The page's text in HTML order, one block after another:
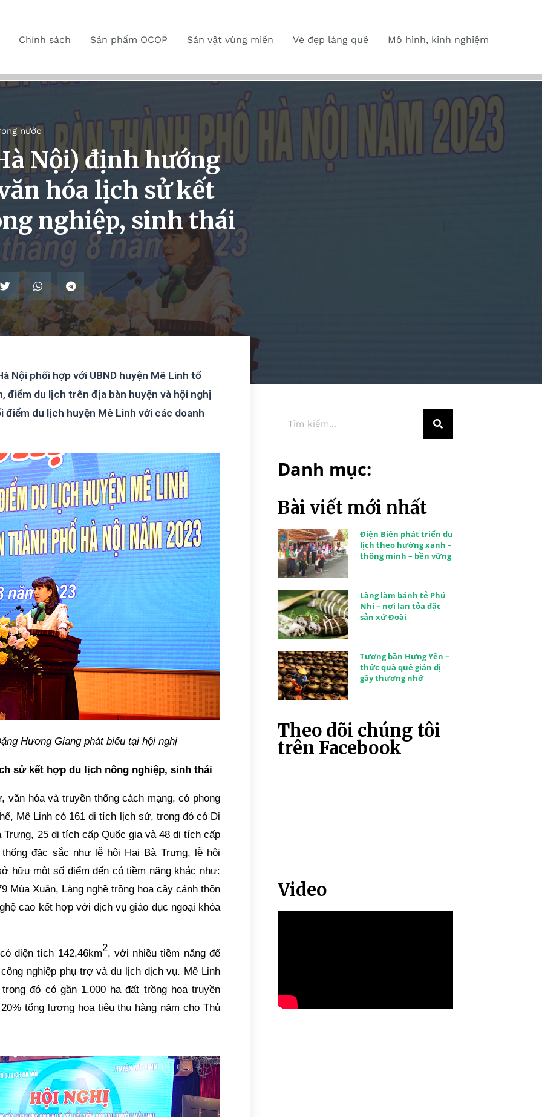
Chính sách Sản phẩm OCOP Sản vật vùng miền Vẻ đẹp làng quê Mô hình, kinh nghiệm
nước
Nội) định hướng
hóa lịch sử kết
nghiệp, sinh thái
Nội phối hợp với UBND huyện Mê Linh tổ
du lịch trên địa bàn huyện và hội nghị
du lịch huyện Mê Linh với các doanh
Hương Giang phát biểu tại hội nghị
sử kết hợp du lịch nông nghiệp, sinh thái
hóa và truyền thống cách mạng, có phong
Mê Linh có 161 di tích lịch sử, trong đó có Di
25 di tích cấp Quốc gia và 48 di tích cấp
đặc sắc như lễ hội Hai Bà Trưng, lễ hội
hữu một số điểm đến có tiềm năng khác như:
Mùa Xuân, Làng nghề trồng hoa cây cảnh thôn
cao kết hợp với dịch vụ giáo dục ngoại khóa
diện tích 142,46km2, với nhiều tiềm năng để
nghiệp phụ trợ và du lịch dịch vụ. Mê Linh
đó có gần 1.000 ha đất trồng hoa truyền
tổng lượng hoa tiêu thụ hàng năm cho Thủ
Danh mục:
Bài viết mới nhất
Điện Biên phát triển du
lịch theo hướng xanh –
thông minh – bền vững
Làng làm bánh tẻ Phú
Nhi – nơi lan tỏa đặc
sản xứ Đoài
Tương bần Hưng Yên –
thức quà quê giản dị
gây thương nhớ
Theo dõi chúng tôi
trên Facebook
Video